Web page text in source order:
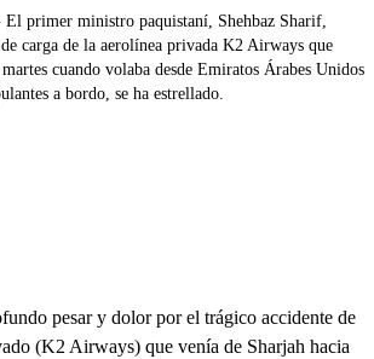
primer ministro paquistaní, Shehbaz Sharif,
carga de la aerolínea privada K2 Airways que
cuando volaba desde Emiratos Árabes Unidos
a bordo, se ha estrellado.
pesar y dolor por el trágico accidente de
(K2 Airways) que venía de Sharjah hacia